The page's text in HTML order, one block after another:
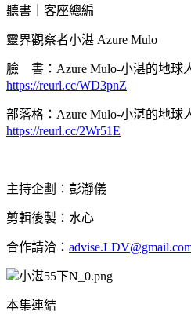
聽書｜客座總編
靈界觀察者小湛 Azure Mulo
臉 書：Azure Mulo-小湛的地球
https://reurl.cc/WD3pnZ
部落格：Azure Mulo-小湛的地球
https://reurl.cc/2Wr51E
主持企劃：彭瀞儀
剪輯後製：水心
合作請洽：
本集連結